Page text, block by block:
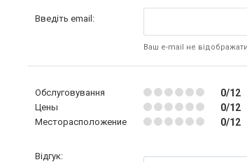
Введіть email:
Ваш e-mail не
Обслуговування 0/12
Цены 0/12
Месторасположение 0/12
Відгук: